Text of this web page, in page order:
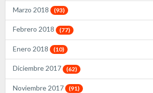
Marzo 2018 (93)
Febrero 2018 (77)
Enero 2018 (10)
Diciembre 2017 (62)
Noviembre 2017 (91)